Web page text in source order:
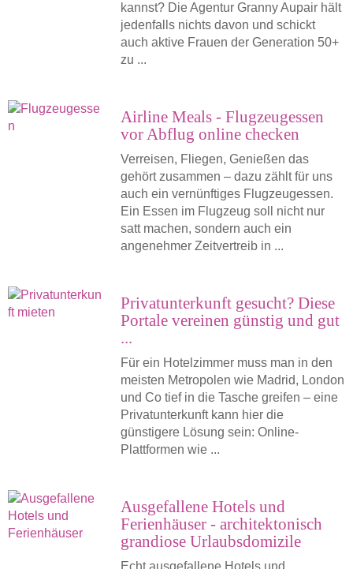
kannst? Die Agentur Granny Aupair hält
jedenfalls nichts davon und schickt
auch aktive Frauen der Generation 50+
zu ...
Airline Meals - Flugzeugessen
vor Abflug online checken
Verreisen, Fliegen, Genießen das
gehört zusammen – dazu zählt für uns
auch ein vernünftiges Flugzeugessen.
Ein Essen im Flugzeug soll nicht nur
satt machen, sondern auch ein
angenehmer Zeitvertreib in ...
Privatunterkunft gesucht? Diese
Portale vereinen günstig und gut
...
Für ein Hotelzimmer muss man in den
meisten Metropolen wie Madrid, London
und Co tief in die Tasche greifen – eine
Privatunterkunft kann hier die
günstigere Lösung sein: Online-
Plattformen wie ...
Ausgefallene Hotels und
Ferienhäuser - architektonisch
grandiose Urlaubsdomizile
Echt ausgefallene Hotels und